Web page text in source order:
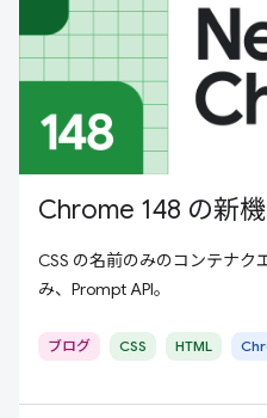
Chrome 148 の新
CSS の名前のみのコンテナク
み、Prompt API。
ブログ CSS HTML